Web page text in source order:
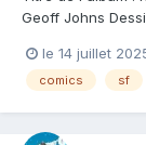
Geoff Johns
de l'album : Au
planète artificielle
le 14 juillet
comics sf